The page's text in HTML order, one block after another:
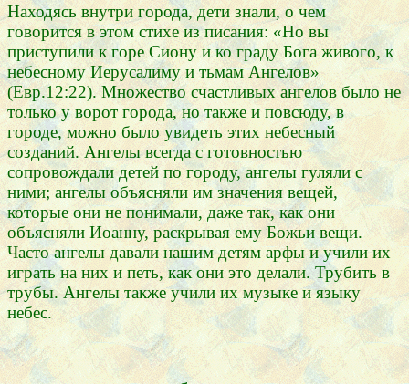
Находясь внутри города, дети знали, о чем
говорится в этом стихе из писания: «Но вы
приступили к горе Сиону и ко граду Бога живого, к
небесному Иерусалиму и тьмам Ангелов»
(Евр.12:22). Множество счастливых ангелов было не
только у ворот города, но также и повсюду, в
городе, можно было увидеть этих небесный
созданий. Ангелы всегда с готовностью
сопровождали детей по городу, ангелы гуляли с
ними; ангелы объясняли им значения вещей,
которые они не понимали, даже так, как они
объясняли Иоанну, раскрывая ему Божьи вещи.
Часто ангелы давали нашим детям арфы и учили их
играть на них и петь, как они это делали. Трубить в
трубы. Ангелы также учили их музыке и языку
небес.